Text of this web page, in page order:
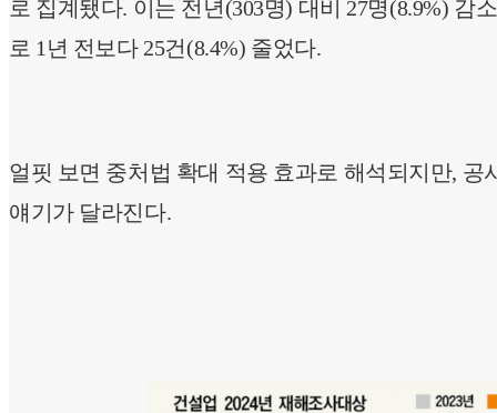
로 집계됐다. 이는 전년(303명) 대비 27명(8.9%) 감
로 1년 전보다 25건(8.4%) 줄었다.
얼핏 보면 중처법 확대 적용 효과로 해석되지만, 공
얘기가 달라진다.